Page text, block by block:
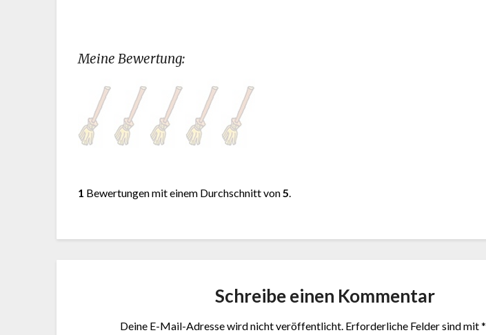
Meine Bewertung:
1 Bewertungen mit einem Durchschnitt von5.
Schreibe einen Kommentar
Deine E-Mail-Adresse wird nicht veröffentlicht. Erforderliche Felder sind mit*